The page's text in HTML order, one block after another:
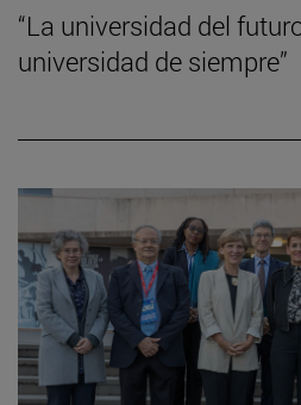
“La universidad del
universidad de siempre”